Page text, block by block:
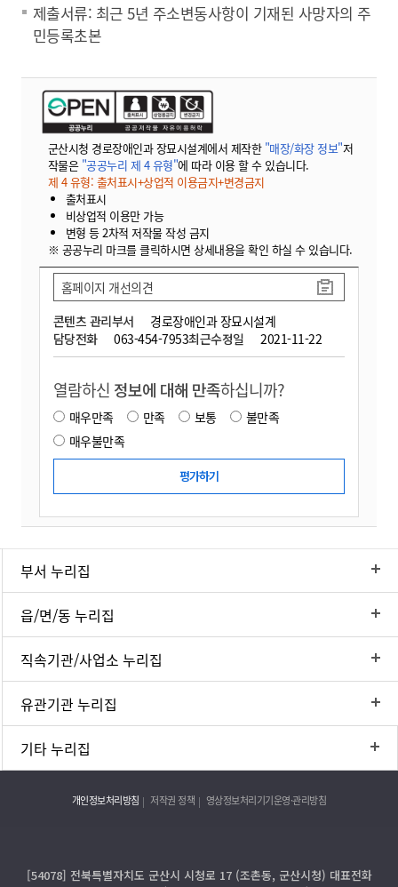
제출서류: 최근 5년 주소변동사항이 기재된 사망자의 주
민등록초본
군산시청 경로장애인과 장묘시설계에서 제작한 "매장/화장 정보"저
작물은 "공공누리 제 4 유형"에 따라 이용 할 수 있습니다.
제 4 유형: 출처표시+상업적 이용금지+변경금지
출처표시
비상업적 이용만 가능
변형 등 2차적 저작물 작성 금지
※ 공공누리 마크를 클릭하시면 상세내용을 확인 하실 수 있습니다.
콘텐츠 관리부서
경로장애인과 장묘시설계
담당전화
063-454-7953최근수정일 2021-11-22
홈페이지 개선의견
열람하신 정보에 대해 만족하십니까?
매우만족 만족 보통
불만족
매우불만족
부서 누리집
읍/면/동 누리집
직속기관/사업소 누리집
유관기관 누리집
기타 누리집
개인정보처리방침 저작권 정책 영상정보처리기기운영·관리방침
[54078] 전북특별자치도 군산시 시청로 17 (조촌동, 군산시청) 대표전화